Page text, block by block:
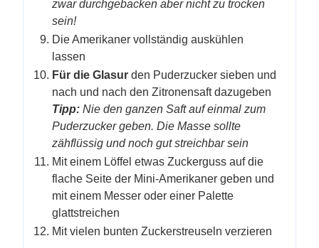
zwar durchgebacken aber nicht zu trocken
sein!
Die Amerikaner vollständig auskühlen
lassen
Für die Glasur den Puderzucker sieben und
nach und nach den Zitronensaft dazugeben
Tipp: Nie den ganzen Saft auf einmal zum
Puderzucker geben. Die Masse sollte
zähflüssig und noch gut streichbar sein
Mit einem Löffel etwas Zuckerguss auf die
flache Seite der Mini-Amerikaner geben und
mit einem Messer oder einer Palette
glattstreichen
Mit vielen bunten Zuckerstreuseln verzieren